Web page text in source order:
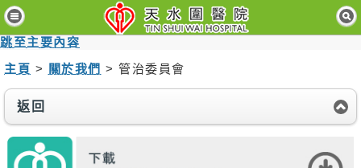
跳至主要內容
主
頁
病
人
與
客
主頁 > 關於我們 > 管治委員會
返回